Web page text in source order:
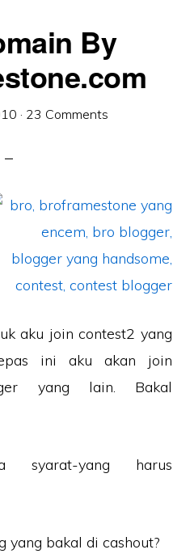
By
· 23 Comments
aku join contest2 yang
ini aku akan join
yang lain. Bakal
syarat-yang harus
yang bakal di cashout?